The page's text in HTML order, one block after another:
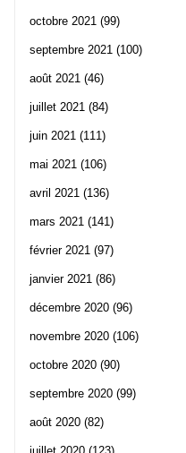
octobre 2021 (99)
septembre 2021 (100)
août 2021 (46)
juillet 2021 (84)
juin 2021 (111)
mai 2021 (106)
avril 2021 (136)
mars 2021 (141)
février 2021 (97)
janvier 2021 (86)
décembre 2020 (96)
novembre 2020 (106)
octobre 2020 (90)
septembre 2020 (99)
août 2020 (82)